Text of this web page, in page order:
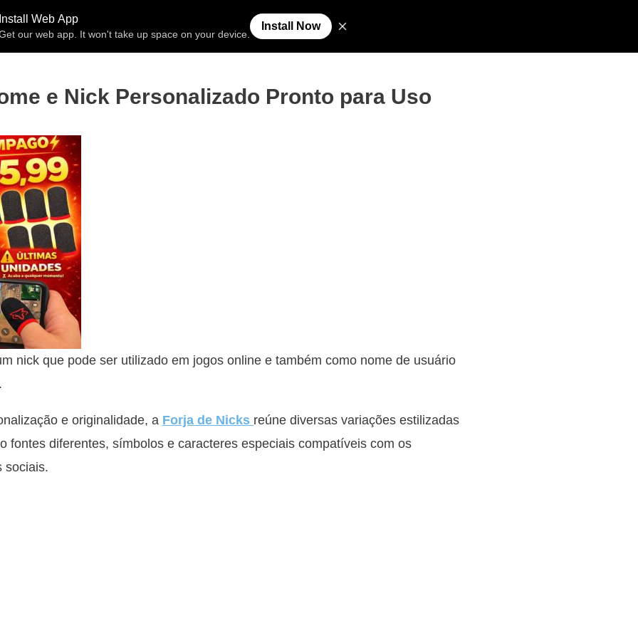
Free Fire Espaço Invisível Símbolos para Nick
e Nick Personalizado Pronto para Uso
nick que pode ser utilizado em jogos online e também como nome de usuário
e originalidade, a Forja de Nicks reúne diversas variações estilizadas
fontes diferentes, símbolos e caracteres especiais compatíveis com os
sociais.